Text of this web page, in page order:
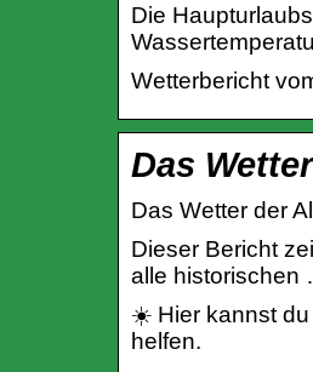
Die
Wetterbericht
Das
Das Wetter der
Dieser Bericht
alle historischen
☀️ Hier kannst du
helfen.